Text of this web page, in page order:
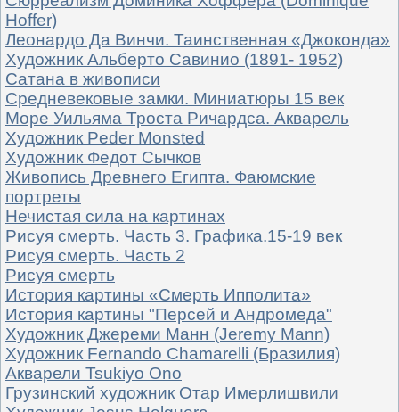
Hoffer)
Леонардо Да Винчи. Таинственная «Джоконда»
Художник Альберто Савинио (1891- 1952)
Сатана в живописи
Средневековые замки. Миниатюры 15 век
Море Уильяма Троста Ричардса. Акварель
Художник Peder Monsted
Художник Федот Сычков
Живопись Древнего Египта. Фаюмские
портреты
Нечистая сила на картинах
Рисуя смерть. Часть 3. Графика.15-19 век
Рисуя смерть. Часть 2
Рисуя смерть
История картины «Смерть Ипполита»
История картины "Персей и Андромеда"
Художник Джереми Манн (Jeremy Mann)
Художник Fernando Chamarelli (Бразилия)
Акварели Tsukiyo Ono
Грузинский художник Отар Имерлишвили